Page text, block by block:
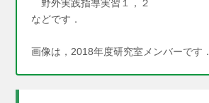
野外実践指導実習１，２
などです．
画像は，2018年度研究室メンバーです．